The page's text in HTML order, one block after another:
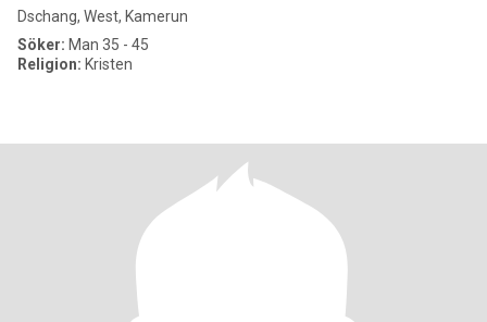
Dschang, West, Kamerun
Söker: Man 35 - 45
Religion: Kristen